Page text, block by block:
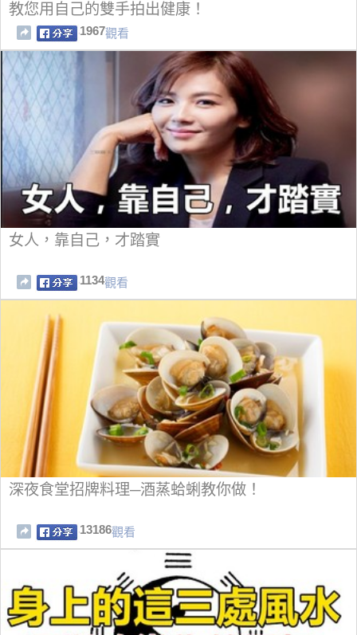
教您用自己的雙手拍出健康！
1967觀看
女人，靠自己，才踏實
1134觀看
深夜食堂招牌料理─酒蒸蛤蜊教你做！
13186觀看